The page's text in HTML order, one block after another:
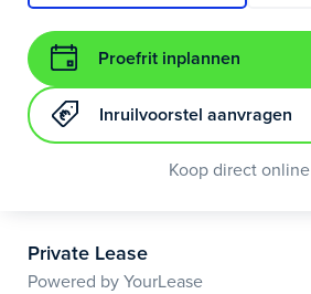
Proefrit inplannen
Inruilvoorstel aanvragen
Koop direct online
Private Lease
Powered by YourLease